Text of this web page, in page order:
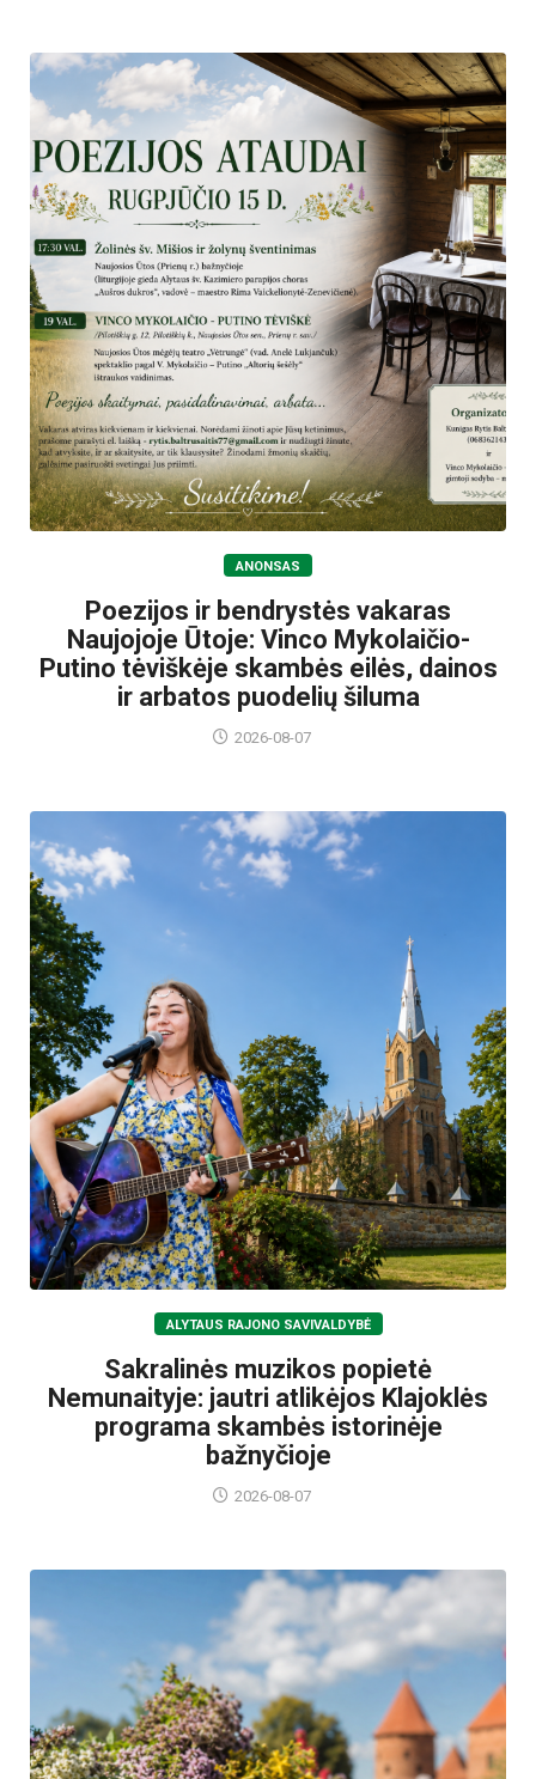
ANONSAS
Poezijos ir bendrystės vakaras
Naujojoje Ūtoje: Vinco Mykolaičio-
Putino tėviškėje skambės eilės, dainos
ir arbatos puodelių šiluma
2026-08-07
ALYTAUS RAJONO SAVIVALDYBĖ
Sakralinės muzikos popietė
Nemunaityje: jautri atlikėjos Klajoklės
programa skambės istorinėje
bažnyčioje
2026-08-07